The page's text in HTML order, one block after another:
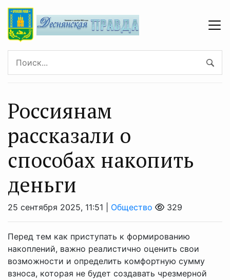
Россиянам
рассказали о
способах накопить
деньги
25 сентября 2025, 11:51 | Общество 329
Перед тем как приступать к формированию
накоплений, важно реалистично оценить свои
возможности и определить комфортную сумму
взноса, которая не будет создавать чрезмерной